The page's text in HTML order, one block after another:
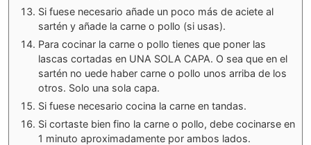
Si fuese necesario añade un poco más de aciete al
sartén y añade la carne o pollo (si usas).
Para cocinar la carne o pollo tienes que poner las
lascas cortadas en UNA SOLA CAPA. O sea que en el
sartén no uede haber carne o pollo unos arriba de los
otros. Solo una sola capa.
Si fuese necesario cocina la carne en tandas.
Si cortaste bien fino la carne o pollo, debe cocinarse en
1 minuto aproximadamente por ambos lados.